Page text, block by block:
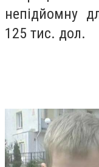
непідйомну
125 тис. дол.